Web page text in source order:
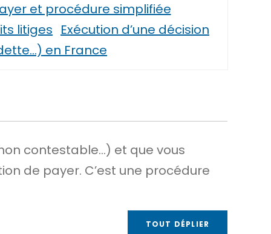
et procédure simplifiée
litiges Exécution d’une décision
en France
contestable…) et que vous
de payer. C’est une procédure
TOUT DÉPLIER